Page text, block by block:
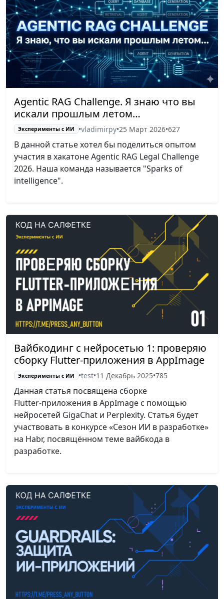
Agentic RAG Challenge. Я знаю что вы
искали прошлым летом…
Эксперименты с ИИ •vladimirpy•25 Март 2026•627
В данной статье хотел бы поделиться опытом
участия в хакатоне Agentic RAG Legal Challenge
2026. Наша команда называется "Sparks of
intelligence".
Вайбкодинг с нейросетью 1: проверяю
сборку Flutter-приложения в AppImage
Эксперименты с ИИ •test•11 Декабрь 2025•785
Данная статья посвящена сборке
Flutter‑приложения в AppImage с помощью
нейросетей GigaChat и Perplexity. Статья будет
участвовать в конкурсе «Сезон ИИ в разработке»
на Habr, посвящённом теме вайбкода в
разработке.